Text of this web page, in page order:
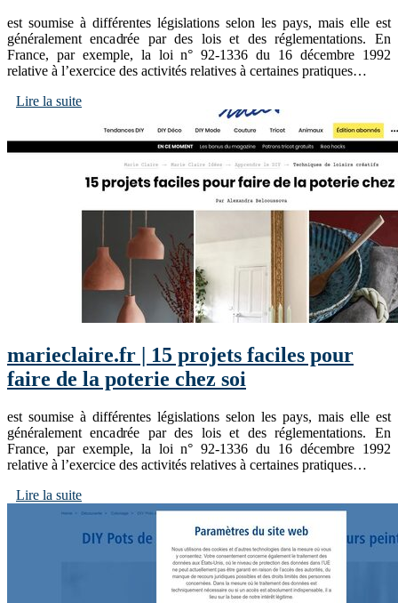
est soumise à différentes législations selon les pays, mais elle est
généralement encadrée par des lois et des réglementations. En
France, par exemple, la loi n° 92-1336 du 16 décembre 1992
relative à l’exercice des activités relatives à certaines pratiques…
Lire la suite
marieclaire.fr | 15 projets faciles pour
faire de la poterie chez soi
est soumise à différentes législations selon les pays, mais elle est
généralement encadrée par des lois et des réglementations. En
France, par exemple, la loi n° 92-1336 du 16 décembre 1992
relative à l’exercice des activités relatives à certaines pratiques…
Lire la suite